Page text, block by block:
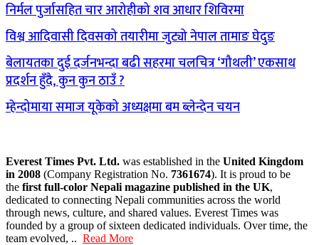
निर्मल पुर्जासहित चार आरोहीको शव आधार शिविरमा
विश्व आदिवासी दिवसको तयारीमा जुट्यो नेपाल तामाङ घेदुङ
बेलायतका दुई दर्जनभन्दा बढी सहरमा चलचित्र ‘गौथली’ एकसाथ
प्रदर्शन हुँदै, कुन कुन ठाउँ ?
म्हेन्दोमाया समाज यूकेको अध्यक्षमा बम ब्लेन्देन चयन
Everest Times Pvt. Ltd. was established in the United Kingdom
in 2008 (Company Registration No. 7361674). It is proud to be
the first full-color Nepali magazine published in the UK,
dedicated to connecting Nepali communities across the world
through news, culture, and shared values. Everest Times was
founded by a group of sixteen dedicated individuals. Over time, the
team evolved, .. Read More